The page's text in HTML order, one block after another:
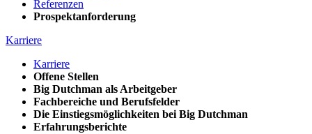
Referenzen
Prospektanforderung
Karriere
Karriere
Offene Stellen
Big Dutchman als Arbeitgeber
Fachbereiche und Berufsfelder
Die Einstiegsmöglichkeiten bei Big Dutchman
Erfahrungsberichte